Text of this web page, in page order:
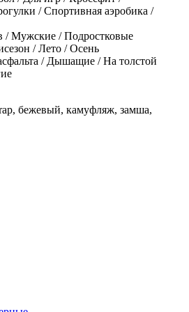
/ Спортивная аэробика /
/ Мужские / Подростковые
/ Лето / Осень
/ Дышащие / На толстой
бежевый, камуфляж, замша,